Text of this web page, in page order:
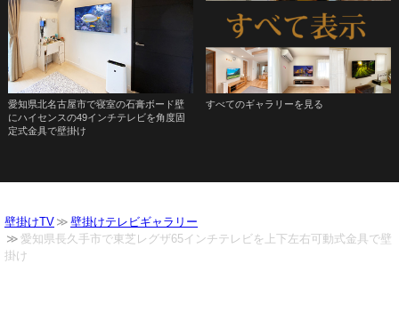
愛知県北名古屋市で寝室の石膏ボード壁
にハイセンスの49インチテレビを角度固
定式金具で壁掛け
すべてのギャラリーを見る
壁掛けTV
壁掛けテレビギャラリー
愛知県長久手市で東芝レグザ65インチテレビを上下左右可動式金具で壁
掛け